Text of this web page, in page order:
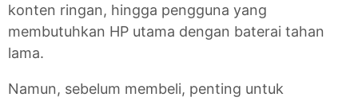
konten ringan, hingga pengguna yang
membutuhkan HP utama dengan baterai tahan
lama.
Namun, sebelum membeli, penting untuk